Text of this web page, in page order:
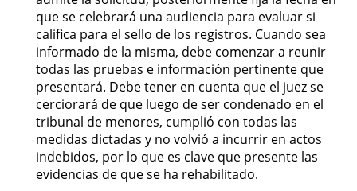
Órdenes de Restricción
Orden de Restricción Temporal
Porno Venganza
Publicar Información Dañina en
Internet
Sustracción de Menores
que se celebrará una audiencia para evaluar si
califica para el sello de los registros. Cuando sea
informado de la misma, debe comenzar a reunir
todas las pruebas e información pertinente que
presentará. Debe tener en cuenta que el juez se
cerciorará de que luego de ser condenado en el
tribunal de menores, cumplió con todas las
medidas dictadas y no volvió a incurrir en actos
indebidos, por lo que es clave que presente las
evidencias de que se ha rehabilitado.